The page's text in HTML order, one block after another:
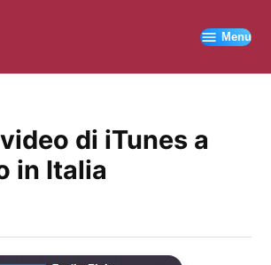
Menu
di iTunes a
in Italia